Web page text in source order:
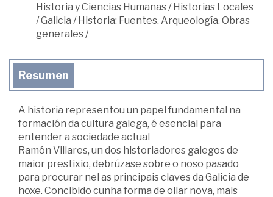
Historia y Ciencias Humanas /Historias Locales
/Galicia /Historia: Fuentes. Arqueología. Obras
generales /
Resumen
A historia representou un papel fundamental na
formación da cultura galega, é esencial para
entender a sociedade actual
Ramón Villares, un dos historiadores galegos de
maior prestixio, debrúzase sobre o noso pasado
para procurar nel as principais claves da Galicia de
hoxe. Concibido cunha forma de ollar nova, mais